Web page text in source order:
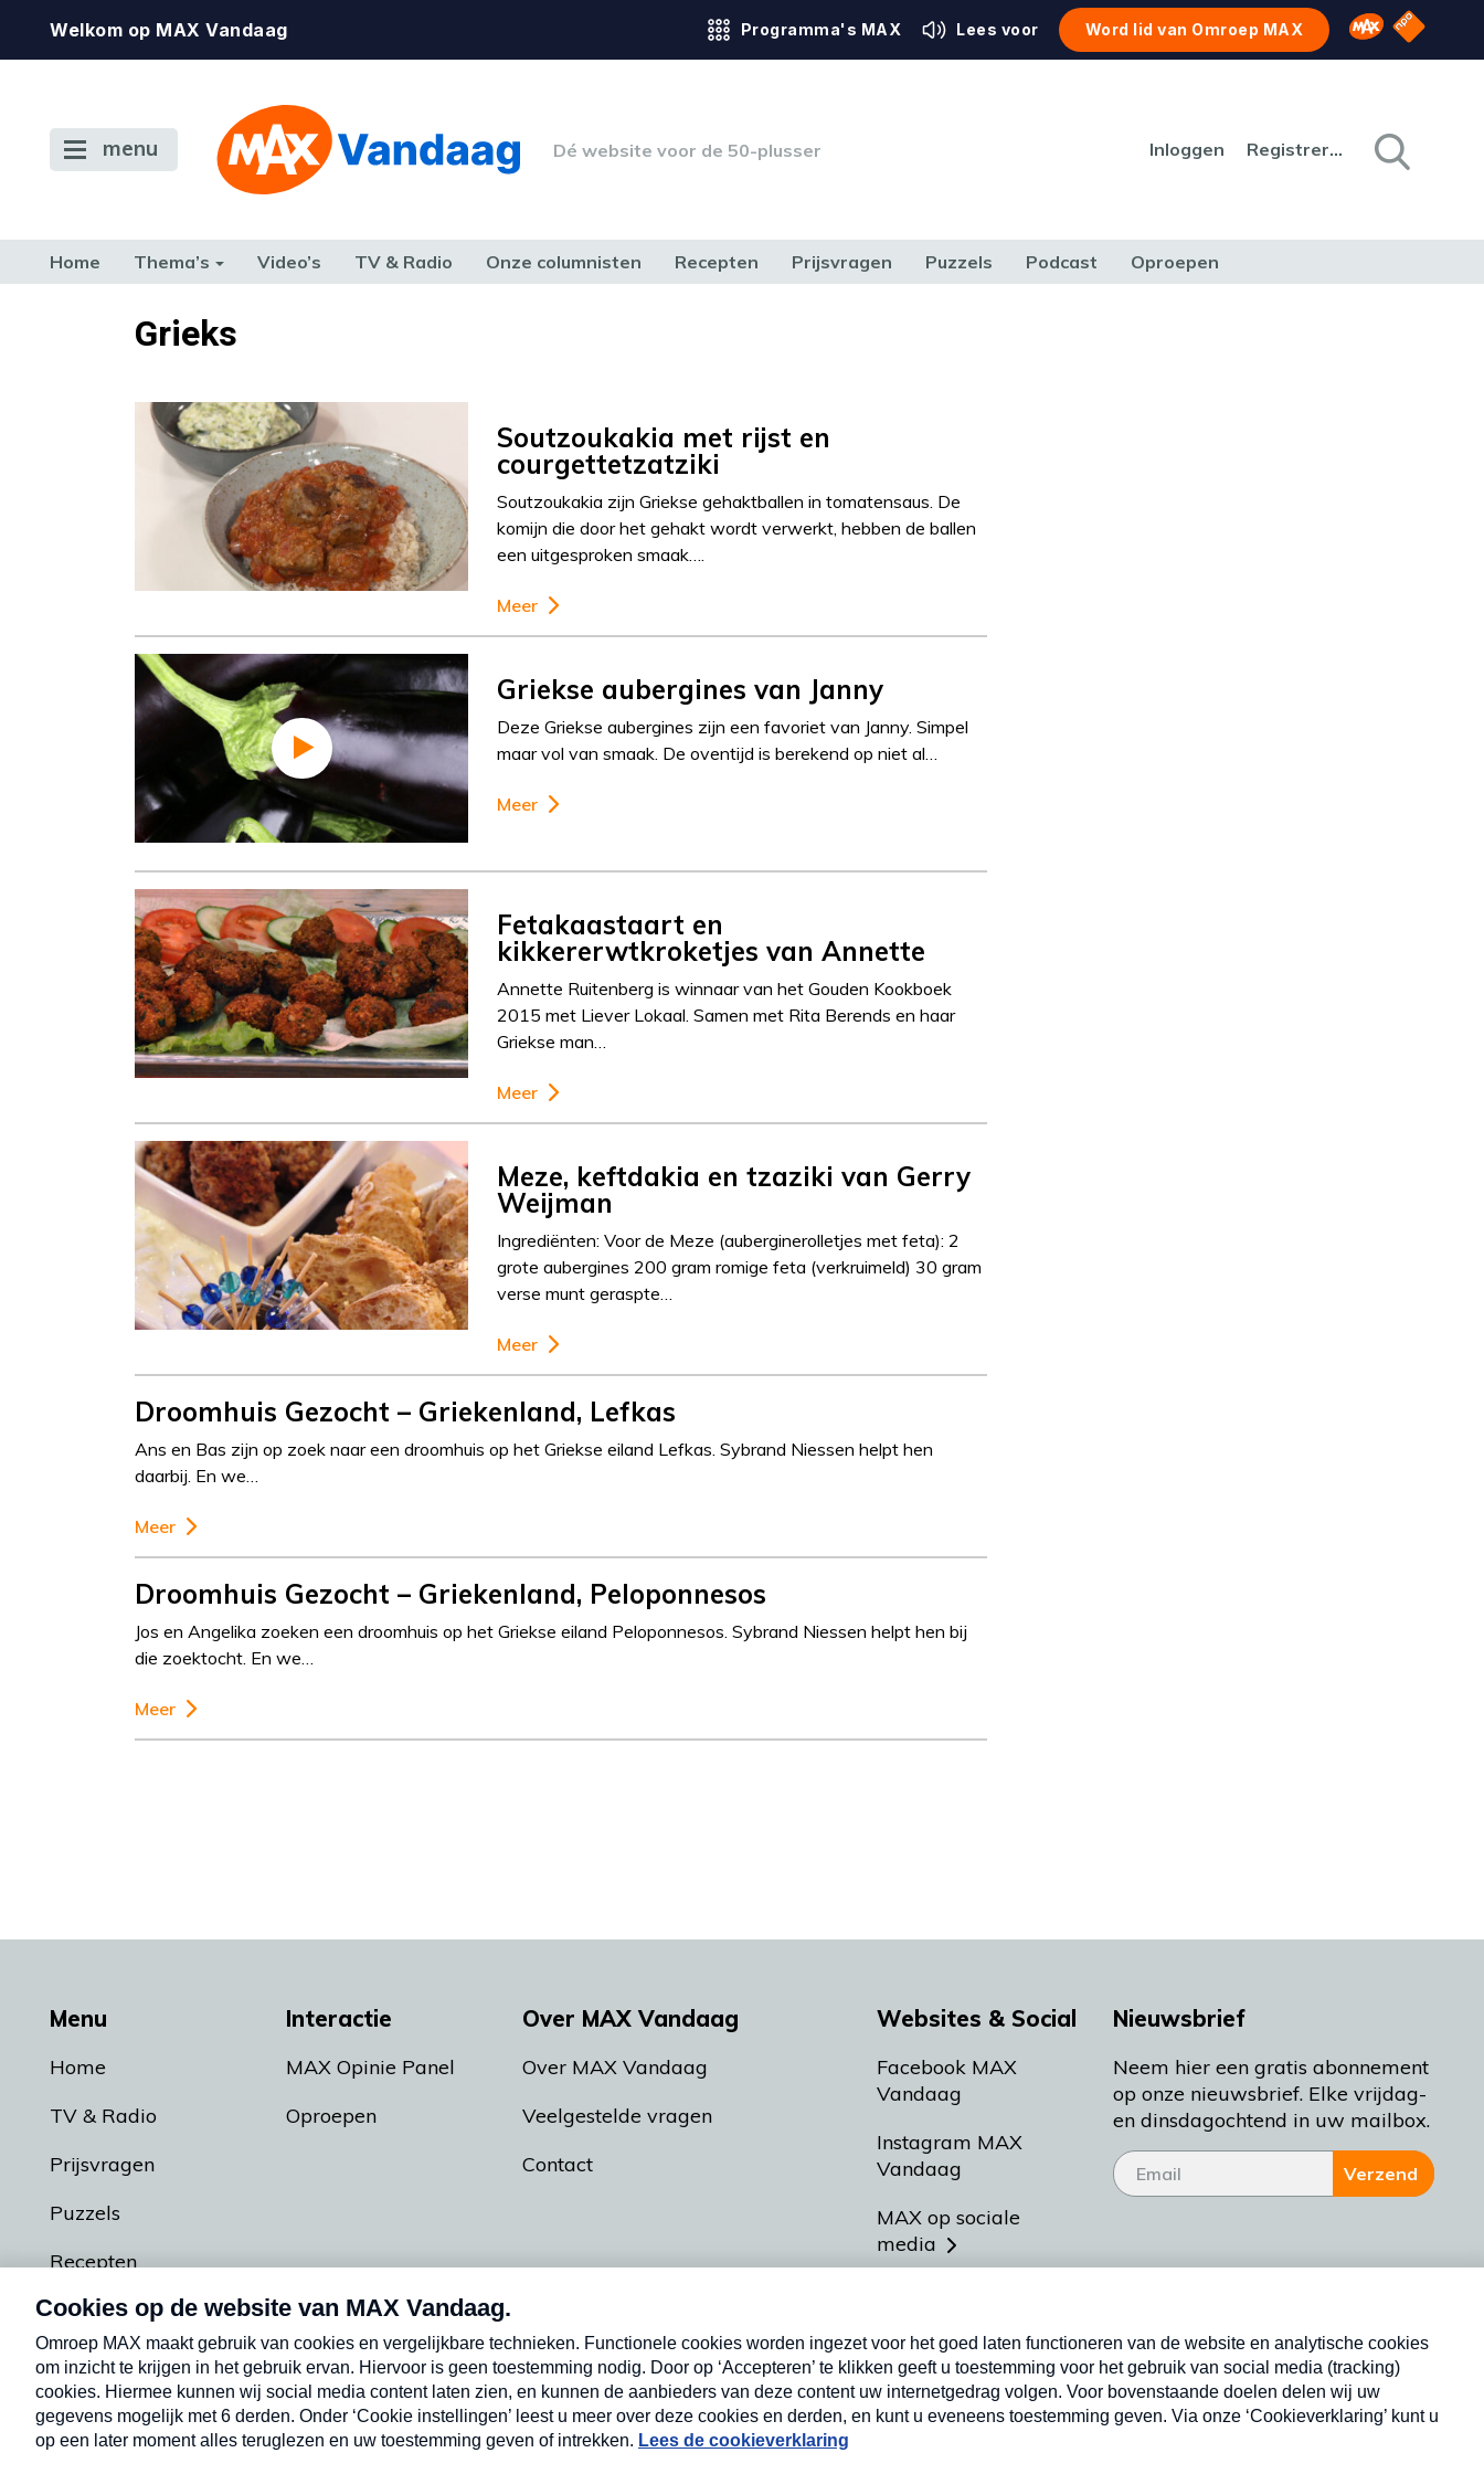
Welkom op MAX Vandaag Programma's MAX Lees voor Word lid van Omroep MAX Omroep MAX
NPO
menu Dé website voor de 50-plusser Inloggen Registreren
Home Thema’s Video’s TV & Radio Onze columnisten Recepten Prijsvragen Puzzels Podcast Oproepen
TERUG NAAR TOENGrieks
Soutzoukakia met rijst en
courgettetzatziki
Soutzoukakia zijn Griekse gehaktballen in tomatensaus. De
komijn die door het gehakt wordt verwerkt, hebben de ballen
een uitgesproken smaak….
Meer
Griekse aubergines van Janny
Deze Griekse aubergines zijn een favoriet van Janny. Simpel
maar vol van smaak. De oventijd is berekend op niet al…
Meer
Fetakaastaart en
kikkererwtkroketjes van Annette
Annette Ruitenberg is winnaar van het Gouden Kookboek
2015 met Liever Lokaal. Samen met Rita Berends en haar
Griekse man…
Meer
Meze, keftdakia en tzaziki van Gerry
Weijman
Ingrediënten: Voor de Meze (auberginerolletjes met feta): 2
grote aubergines 200 gram romige feta (verkruimeld) 30 gram
verse munt geraspte…
Meer
Droomhuis Gezocht – Griekenland, Lefkas
Ans en Bas zijn op zoek naar een droomhuis op het Griekse eiland Lefkas. Sybrand Niessen helpt hen
daarbij. En we…
Meer
Droomhuis Gezocht – Griekenland, Peloponnesos
Jos en Angelika zoeken een droomhuis op het Griekse eiland Peloponnesos. Sybrand Niessen helpt hen bij
die zoektocht. En we…
Meer
Menu
Home
TV & Radio
Prijsvragen
Puzzels
Recepten
Podcasts
Interactie
MAX Opinie Panel
Oproepen
Over MAX Vandaag
Over MAX Vandaag
Veelgestelde vragen
Contact
Websites & Social
Facebook MAX
Vandaag
Instagram MAX
Vandaag
MAX op sociale
media
Meldpunt Actueel
Heel Holland Bakt
Nieuwsbrief
Neem hier een gratis abonnement
op onze nieuwsbrief. Elke vrijdag-
en dinsdagochtend in uw mailbox.
Verzend
Nieuwsbrief
Neem hier een gratis abonnement op onze